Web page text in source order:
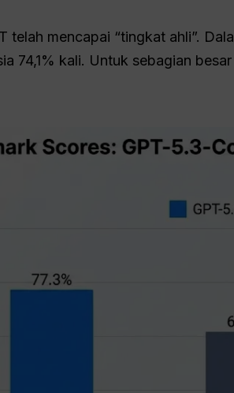
telah mencapai “tingkat ahli”.
74,1% kali. Untuk sebagian